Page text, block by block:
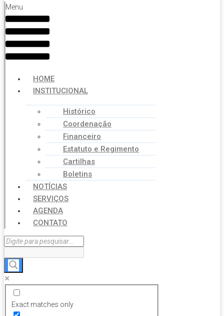
Menu
HOME
INSTITUCIONAL
Histórico
Coordenação
Financeiro
Estatuto e Regimento
Cartilhas
Boletins
NOTÍCIAS
SERVIÇOS
AGENDA
CONTATO
Exact matches only